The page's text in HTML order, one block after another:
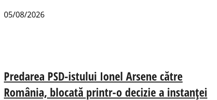
05/08/2026
Predarea PSD-istului Ionel Arsene către
România, blocată printr-o decizie a instanței